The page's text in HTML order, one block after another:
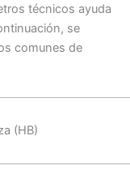
técnicos ayuda
se
comunes de
(HB)